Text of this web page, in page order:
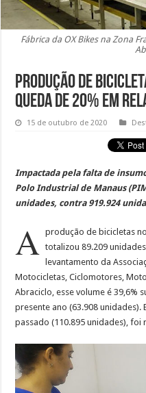
Fábrica da OX Bikes na Zona
Produção de
queda de 20% em
15 de outubro de 2020
Impactada pela falta de
Polo Industrial de Manaus
unidades, contra 919.924
A produção de bicicletas
totalizou 89.209
levantamento da
Motocicletas, Ciclomotores,
Abraciclo, esse volume é
presente ano (63.908 unidades).
passado (110.895 unidades), foi